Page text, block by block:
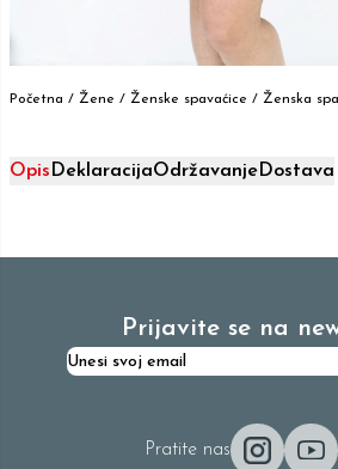
Početna / Žene / Ženske spavaćice / Ženska
OpisDeklaracijaOdržavanjeDostava
Prijavite se na
Pratite nas